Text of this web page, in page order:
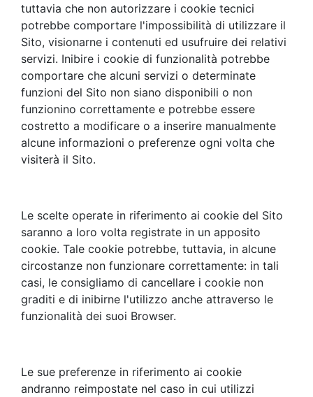
tuttavia che non autorizzare i cookie tecnici
potrebbe comportare l'impossibilità di utilizzare il
Sito, visionarne i contenuti ed usufruire dei relativi
servizi. Inibire i cookie di funzionalità potrebbe
comportare che alcuni servizi o determinate
funzioni del Sito non siano disponibili o non
funzionino correttamente e potrebbe essere
costretto a modificare o a inserire manualmente
alcune informazioni o preferenze ogni volta che
visiterà il Sito.
Le scelte operate in riferimento ai cookie del Sito
saranno a loro volta registrate in un apposito
cookie. Tale cookie potrebbe, tuttavia, in alcune
circostanze non funzionare correttamente: in tali
casi, le consigliamo di cancellare i cookie non
graditi e di inibirne l'utilizzo anche attraverso le
funzionalità dei suoi Browser.
Le sue preferenze in riferimento ai cookie
andranno reimpostate nel caso in cui utilizzi